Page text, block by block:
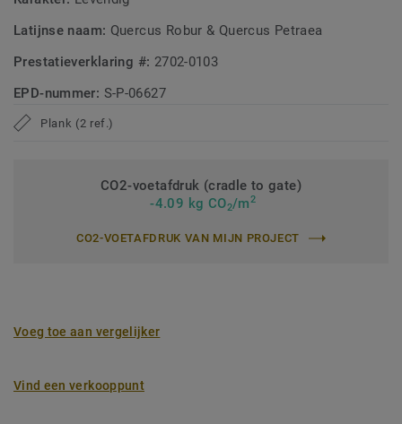
Latijnse naam: Quercus Robur & Quercus Petraea
Prestatieverklaring #: 2702-0103
EPD-nummer: S-P-06627
Plank (2 ref.)
CO2-voetafdruk (cradle to gate)
-4.09 kg CO2/m2
CO2-VOETAFDRUK VAN MIJN PROJECT
Voeg toe aan vergelijker
Vind een verkooppunt